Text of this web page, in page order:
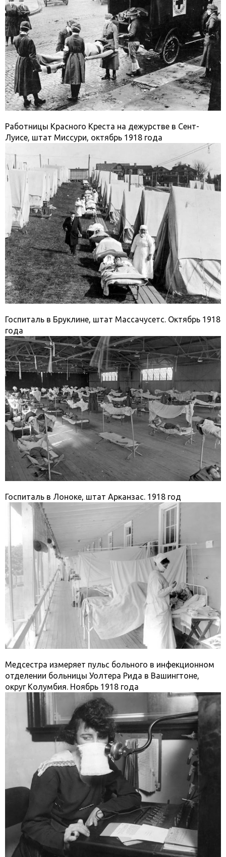
Работницы Красного Креста на дежурстве в Сент-
Луисе, штат Миссури, октябрь 1918 года
Госпиталь в Бруклине, штат Массачусетс. Октябрь 1918
года
Госпиталь в Лоноке, штат Арканзас. 1918 год
Медсестра измеряет пульс больного в инфекционном
отделении больницы Уолтера Рида в Вашингтоне,
округ Колумбия. Ноябрь 1918 года